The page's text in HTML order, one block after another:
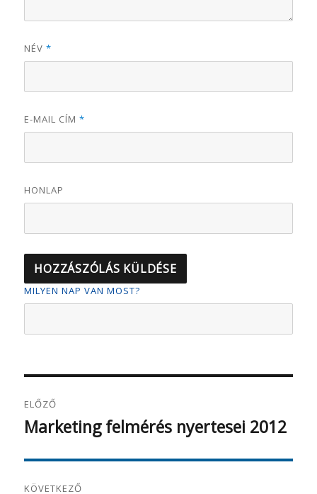
NÉV*
E-MAIL CÍM*
HONLAP
MILYEN NAP VAN MOST?
navigáció
ELŐZŐ
Korábbi
Marketing felmérés nyertesei 2012
KÖVETKEZŐ